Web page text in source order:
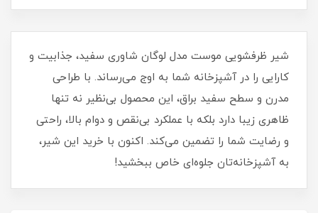
شیر ظرفشویی موست مدل لوگان شاوری سفید، جذابیت و
کارایی را در آشپزخانه شما به اوج می‌رساند. با طراحی
مدرن و سطح سفید براق، این محصول بی‌نظیر نه تنها
ظاهری زیبا دارد بلکه با عملکرد بی‌نقص و دوام بالا، راحتی
و رضایت شما را تضمین می‌کند. اکنون با خرید این شیر،
به آشپزخانه‌تان جلوه‌ای خاص ببخشید!